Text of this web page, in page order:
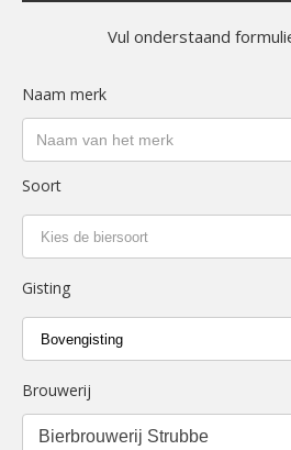
Vul onderstaand
Naam merk
Soort
Gisting
Brouwerij
Bierbrouwerij Strubbe